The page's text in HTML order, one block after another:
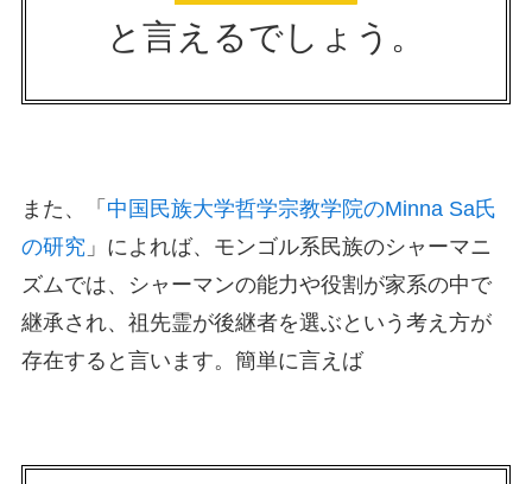
と言えるでしょう。
また、「 中国民族大学哲学宗教学院のMinna Sa氏
の研究 」によれば、モンゴル系民族のシャーマニ
ズムでは、シャーマンの能力や役割が家系の中で
継承され、祖先霊が後継者を選ぶという考え方が
存在すると言います。簡単に言えば